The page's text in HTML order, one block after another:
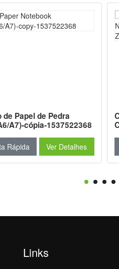
de Papel de Pedra
A7)-cópia-1537522368
Rápida Ver Detalhes
Links